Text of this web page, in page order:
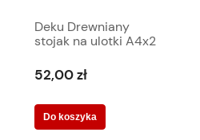
Deku Drewniany
stojak na ulotki A4x2
cm 570078
52,00 zł
Do koszyka